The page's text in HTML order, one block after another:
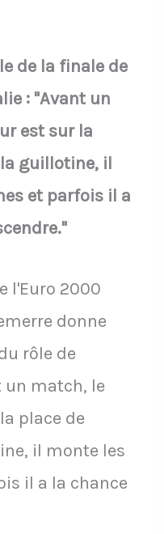
de la finale de
: "Avant un
est sur la
guillotine, il
et parfois il a
l'Euro 2000
donne
rôle de
un match, le
place de
il monte les
il a la chance